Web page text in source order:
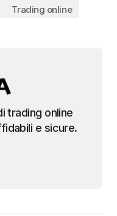
Trading online
trading online
e sicure.